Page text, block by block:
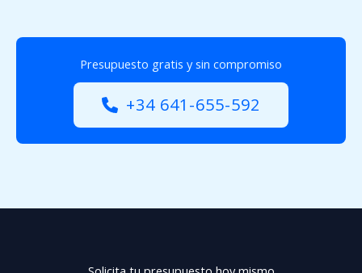
Presupuesto gratis y sin compromiso
+34 641-655-592